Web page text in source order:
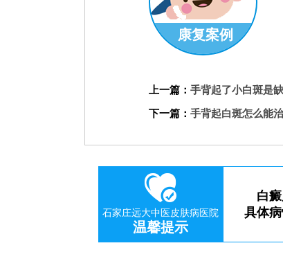
康复案例
上一篇： 手背起了小白斑是
下一篇： 手背起白斑怎么能
预约挂号
石家庄远大中医皮肤病医院
温馨提示
白
具体